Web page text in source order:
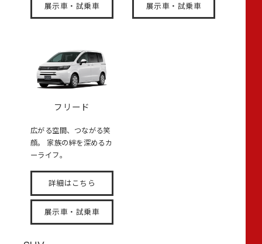
展示車・試乗車 展示車・試乗車
フリード
広がる空間、つながる笑
顔。 家族の絆を深めるカ
ーライフ。
詳細はこちら
展示車・試乗車